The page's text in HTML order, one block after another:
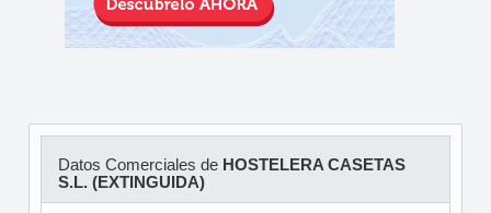
Datos Comerciales de HOSTELERA CASETAS
S.L. (EXTINGUIDA)